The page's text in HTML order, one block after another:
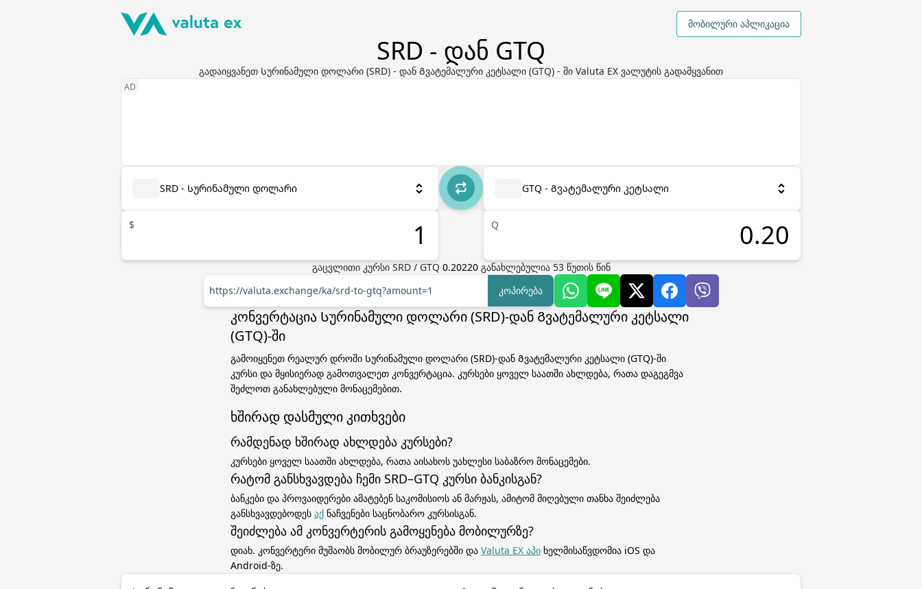
მობილური აპლიკაცია
SRD - დან GTQ
გადაიყვანეთ Სურინამული დოლარი (SRD) - დან Გვატემალური კეტსალი (GTQ) - ში Valuta EX ვალუტის გადამყვანით
SRD - Სურინამული დოლარი
$
GTQ - Გვატემალური კეტსალი
Q
გაცვლითი კურსი SRD/ GTQ 0.20220 განახლებულია 53წუთის წინ
https://valuta.exchange/ka/srd-to-gtq?amount=1
კოპირება
კონვერტაცია Სურინამული დოლარი (SRD)-დან Გვატემალური კეტსალი
(GTQ)-ში
გამოიყენეთ რეალურ დროში Სურინამული დოლარი (SRD)-დან Გვატემალური კეტსალი (GTQ)-ში
კურსი და მყისიერად გამოთვალეთ კონვერტაცია. კურსები ყოველ საათში ახლდება, რათა დაგეგმვა
შეძლოთ განახლებული მონაცემებით.
ხშირად დასმული კითხვები
რამდენად ხშირად ახლდება კურსები?
კურსები ყოველ საათში ახლდება, რათა აისახოს უახლესი საბაზრო მონაცემები.
რატომ განსხვავდება ჩემი SRD–GTQ კურსი ბანკისგან?
ბანკები და პროვაიდერები ამატებენ საკომისიოს ან მარჟას, ამიტომ მიღებული თანხა შეიძლება
განსხვავდებოდეს აქ ნაჩვენები საცნობარო კურსისგან.
შეიძლება ამ კონვერტერის გამოყენება მობილურზე?
დიახ. კონვერტერი მუშაობს მობილურ ბრაუზერებში და Valuta EX აპი ხელმისაწვდომია iOS და
Android-ზე.